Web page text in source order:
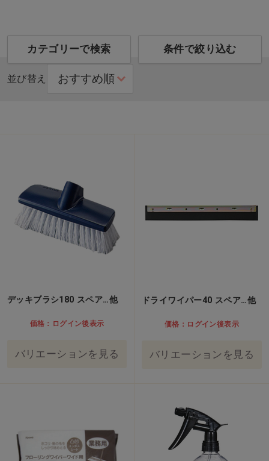
カテゴリーで検索 条件で絞り込む
並び替え
デッキブラシ180 スペア…他
価格：ログイン後表示
バリエーションを見る
ドライワイパー40 スペア…他
価格：ログイン後表示
バリエーションを見る